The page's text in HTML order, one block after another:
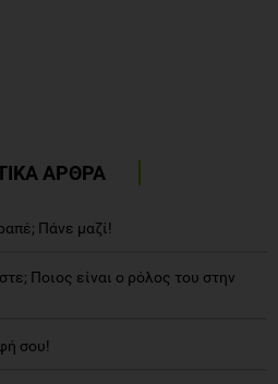
ΑΡΘΡΑ
Πάνε μαζί!
Ποιος είναι ο ρόλος του στην
σου!